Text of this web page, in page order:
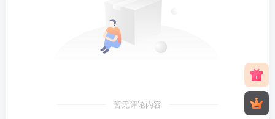
暂无评论内容